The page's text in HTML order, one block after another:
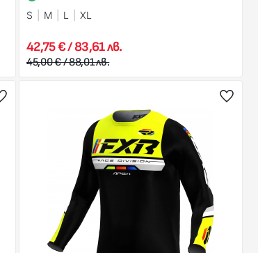
S
M L XL
42,75 € / 83,61 лв.
45,00 € / 88,01 лв.